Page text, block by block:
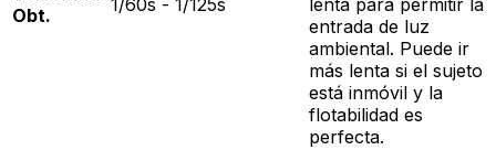
Obt.
1/60s - 1/125s
lenta para permitir la
entrada de luz
ambiental. Puede ir
más lenta si el sujeto
está inmóvil y la
flotabilidad es
perfecta.